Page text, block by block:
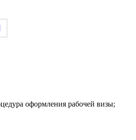
оформления рабочей визы;